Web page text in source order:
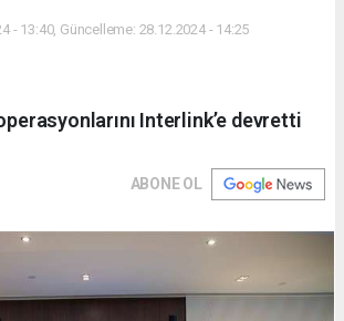
- 13:40, Güncelleme: 28.12.2024 - 14:25
Interlink’e devretti
ABONE OL